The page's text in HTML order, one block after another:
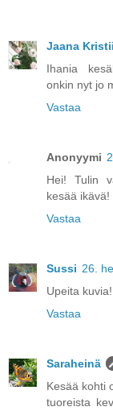
Jaana
Ihania
onkin nyt jo
Vastaa
Anonyymi
Hei! Tulin
kesää
Vastaa
Sussi 26.
Upeita
Vastaa
Saraheinä
Kesää kohti
tuoreista